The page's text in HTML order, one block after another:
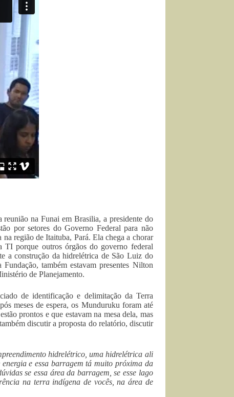
na Funai em Brasilia, a presidente do
por setores do Governo Federal para não
região de Itaituba, Pará. Ela chega a chorar
TI porque outros órgãos do governo federal
a construção da hidrelétrica de São Luiz do
também estavam presentes Nilton
de Planejamento.
de identificação e delimitação da Terra
meses de espera, os Munduruku foram até
prontos e que estavam na mesa dela, mas
discutir a proposta do relatório, discutir
hidrelétrico, uma hidrelétrica ali
e essa barragem tá muito próxima da
se essa área da barragem, se esse lago
na terra indígena de vocês, na área de